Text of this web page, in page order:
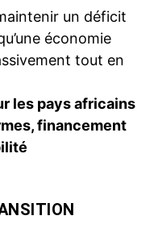
un déficit
économie
tout en
les pays africains
financement